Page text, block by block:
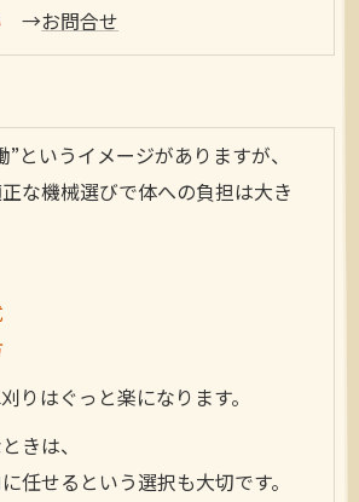
→お問合せ
というイメージがありますが、
な機械選びで体への負担は大き
りはぐっと楽になります。
きは、
任せるという選択も大切です。